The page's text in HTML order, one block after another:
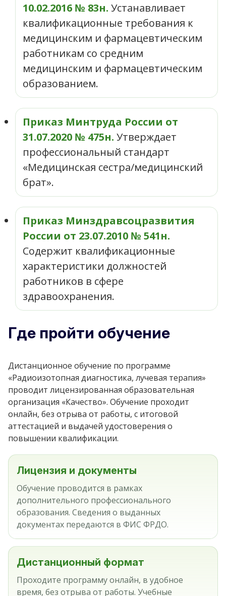
10.02.2016 № 83н. Устанавливает
квалификационные требования к
медицинским и фармацевтическим
работникам со средним
медицинским и фармацевтическим
образованием.
Приказ Минтруда России от
31.07.2020 № 475н. Утверждает
профессиональный стандарт
«Медицинская сестра/медицинский
брат».
Приказ Минздравсоцразвития
России от 23.07.2010 № 541н.
Содержит квалификационные
характеристики должностей
работников в сфере
здравоохранения.
Где пройти обучение
Дистанционное обучение по программе
«Радиоизотопная диагностика, лучевая терапия»
проводит лицензированная образовательная
организация «Качество». Обучение проходит
онлайн, без отрыва от работы, с итоговой
аттестацией и выдачей удостоверения о
повышении квалификации.
Лицензия и документы
Обучение проводится в рамках
дополнительного профессионального
образования. Сведения о выданных
документах передаются в ФИС ФРДО.
Дистанционный формат
Проходите программу онлайн, в удобное
время, без отрыва от работы. Учебные